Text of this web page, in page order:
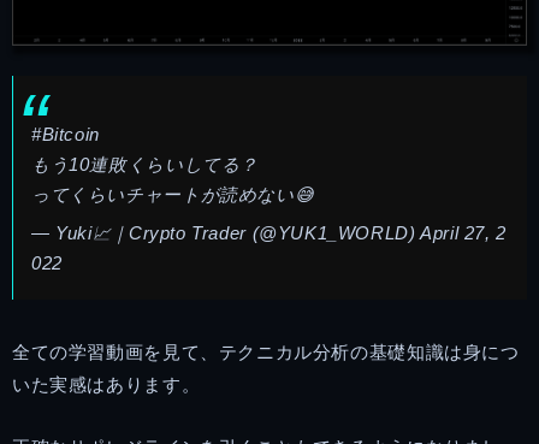
#Bitcoin
もう10連敗くらいしてる？
ってくらいチャートが読めない😅
— Yuki📈｜Crypto Trader (@YUK1_WORLD)April 27, 2
022
全ての学習動画を見て、テクニカル分析の基礎知識は身につ
いた実感はあります。